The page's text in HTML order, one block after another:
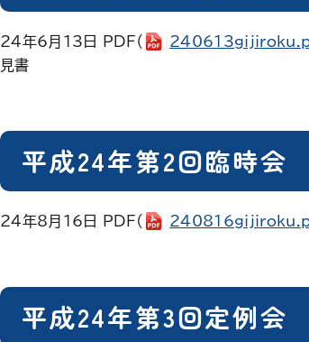
24年6月13日 PDF（
見書
平成24年第2回臨時会
24年8月16日 PDF(
平成24年第3回定例会